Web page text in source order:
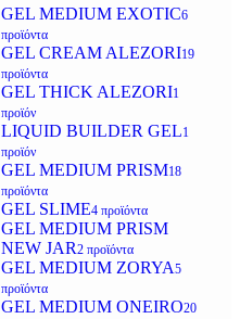
GEL MEDIUM EXOTIC6
προϊόντα
GEL CREAM ALEZORI19
προϊόντα
GEL THICK ALEZORI1
προϊόν
LIQUID BUILDER GEL1
προϊόν
GEL MEDIUM PRISM18
προϊόντα
GEL SLIME4 προϊόντα
GEL MEDIUM PRISM
NEW JAR2 προϊόντα
GEL MEDIUM ZORYA5
προϊόντα
GEL MEDIUM ONEIRO20